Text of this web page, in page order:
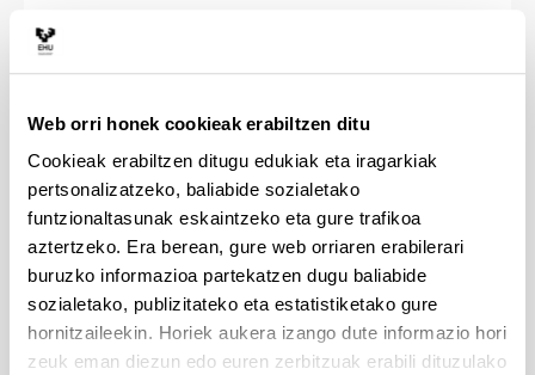
Web orri honek cookieak erabiltzen ditu
Cookieak erabiltzen ditugu edukiak eta iragarkiak
pertsonalizatzeko, baliabide sozialetako
funtzionaltasunak eskaintzeko eta gure trafikoa
aztertzeko. Era berean, gure web orriaren erabilerari
buruzko informazioa partekatzen dugu baliabide
sozialetako, publizitateko eta estatistiketako gure
hornitzaileekin. Horiek aukera izango dute informazio hori
zeuk eman diezun edo euren zerbitzuak erabili dituzulako
Doktorego gidak
TURNITIN